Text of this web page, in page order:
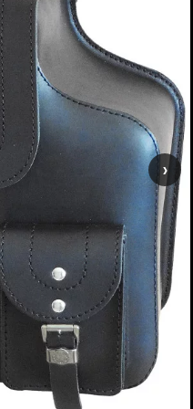
›